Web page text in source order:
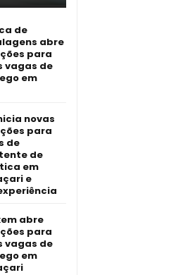
de
abre
para
vagas de
em
novas
para
de
de
em
e
abre
para
vagas de
em